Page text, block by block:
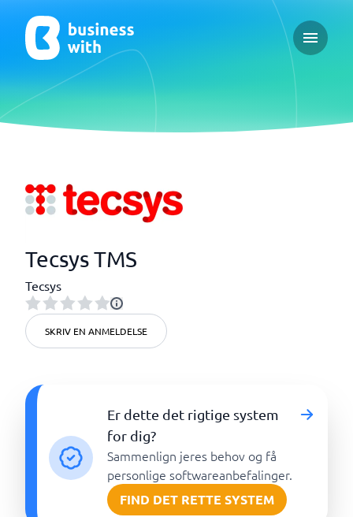
Open
Tecsys TMS
Tecsys
SKRIV EN ANMELDELSE
Er dette det rigtige system
for dig?
Sammenlign jeres behov og få
personlige softwareanbefalinger.
FIND DET RETTE SYSTEM